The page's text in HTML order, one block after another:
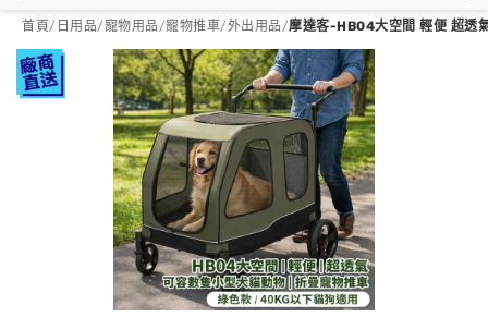
首頁/ 日用品/寵物用品/寵物推車/外出用品/摩達客-HB04大空間 輕便 超透